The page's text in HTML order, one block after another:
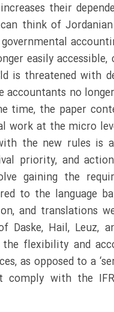
their
think of
easily
is threatened with
no
time, the paper
at the micro
the new rules is
priority, and
gaining the
to the language
and translations
Hail, Leuz,
flexibility and
as opposed to a
with the